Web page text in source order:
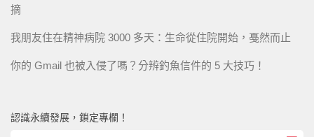
摘
我朋友住在精神病院 3000 多天：生命從住院開始，戞然而止
你的 Gmail 也被入侵了嗎？分辨釣魚信件的 5 大技巧！
認識永續發展，鎖定專欄！